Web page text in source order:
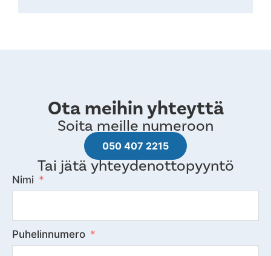
Ota meihin yhteyttä
Soita meille numeroon
050 407 2215
Tai jätä yhteydenottopyyntö
Nimi
Puhelinnumero